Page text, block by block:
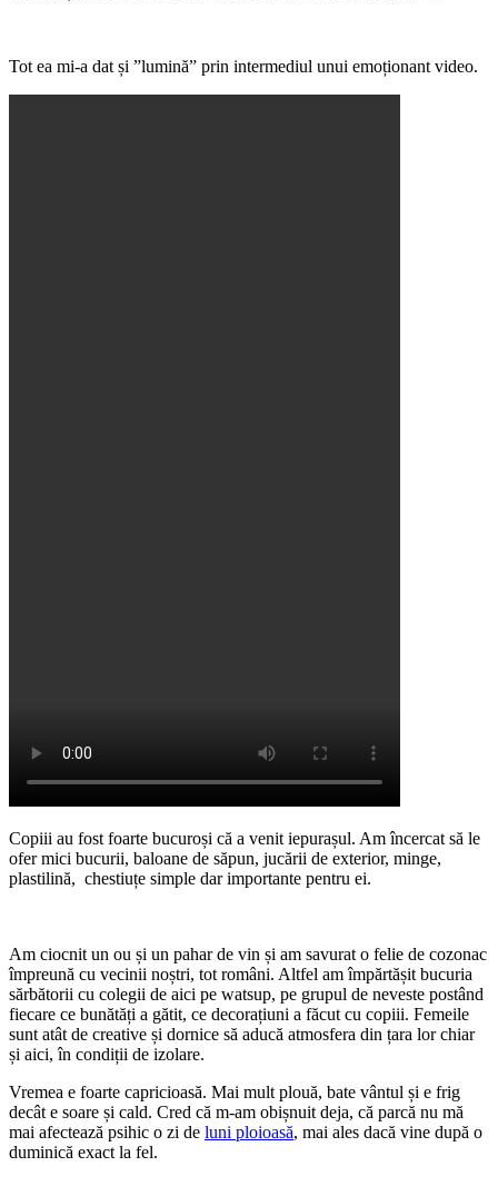
Tot ea mi-a dat și ”lumină” prin intermediul unui emoționant video.
Copiii au fost foarte bucuroși că a venit iepurașul. Am încercat să le
ofer mici bucurii, baloane de săpun, jucării de exterior, minge,
plastilină, chestiuțe simple dar importante pentru ei.
Am ciocnit un ou și un pahar de vin și am savurat o felie de cozonac
împreună cu vecinii noștri, tot români. Altfel am împărtășit bucuria
sărbătorii cu colegii de aici pe watsup, pe grupul de neveste postând
fiecare ce bunătăți a gătit, ce decorațiuni a făcut cu copiii. Femeile
sunt atât de creative și dornice să aducă atmosfera din țara lor chiar
și aici, în condiții de izolare.
Vremea e foarte capricioasă. Mai mult plouă, bate vântul și e frig
decât e soare și cald. Cred că m-am obișnuit deja, că parcă nu mă
mai afectează psihic o zi de luni ploioasă, mai ales dacă vine după o
duminică exact la fel.